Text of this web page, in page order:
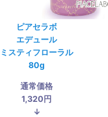
ピアセラボ
エデュール
ミスティフローラル
80g
通常価格
1,320円
↓